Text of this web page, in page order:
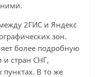
2ГИС и Яндекс
зон.
более подробную
стран СНГ,
В то же